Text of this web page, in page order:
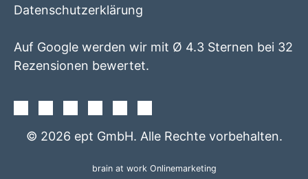
Datenschutzerklärung
Auf Google werden wir mit Ø 4.3 Sternen bei 32
Rezensionen bewertet.
© 2026 ept GmbH. Alle Rechte vorbehalten.
brain at work Onlinemarketing